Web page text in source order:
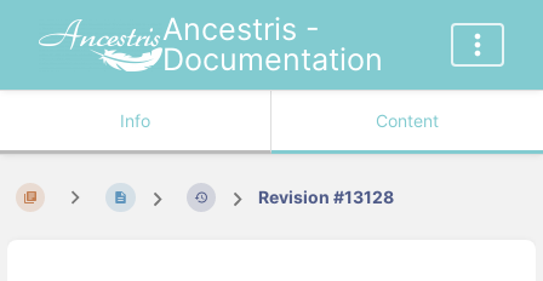
Ancestris -
Documentation
Info Content
Revision #13128